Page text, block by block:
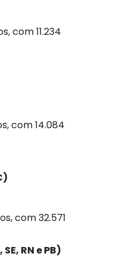
com 11.234
com 14.084
com 32.571
RN e PB)